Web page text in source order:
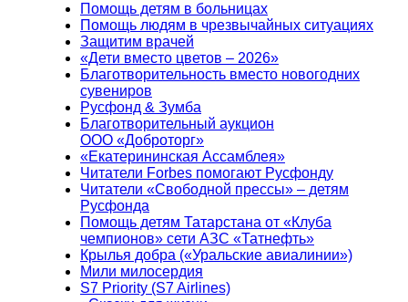
Помощь детям в больницах
Помощь людям в чрезвычайных ситуациях
Защитим врачей
«Дети вместо цветов – 2026»
Благотворительность вместо новогодних
сувениров
Русфонд & Зумба
Благотворительный аукцион
ООО «Доброторг»
«Екатерининская Ассамблея»
Читатели Forbes помогают Русфонду
Читатели «Свободной прессы» – детям
Русфонда
Помощь детям Татарстана от «Клуба
чемпионов» сети АЗС «Татнефть»
Крылья добра («Уральские авиалинии»)
Мили милосердия
S7 Priority (S7 Airlines)